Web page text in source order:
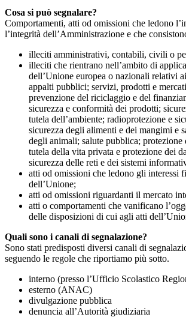
Cosa si può segnalare?
Comportamenti, atti od omissioni che ledono
l’integrità dell’Amministrazione e che
illeciti amministrativi, contabili, civili o
illeciti che rientrano nell’ambito di
dell’Unione europea o nazionali relativi
appalti pubblici; servizi, prodotti e
prevenzione del riciclaggio e del
sicurezza e conformità dei prodotti;
tutela dell’ambiente; radioprotezione e
sicurezza degli alimenti e dei mangimi e
degli animali; salute pubblica; protezione
tutela della vita privata e protezione dei
sicurezza delle reti e dei sistemi
atti od omissioni che ledono gli interessi
dell’Unione;
atti od omissioni riguardanti il mercato
atti o comportamenti che vanificano
delle disposizioni di cui agli atti
Quali sono i canali di segnalazione?
Sono stati predisposti diversi canali di
seguendo le regole che riportiamo più sotto.
interno (presso l’Ufficio Scolastico
esterno (ANAC)
divulgazione pubblica
denuncia all’Autorità giudiziaria